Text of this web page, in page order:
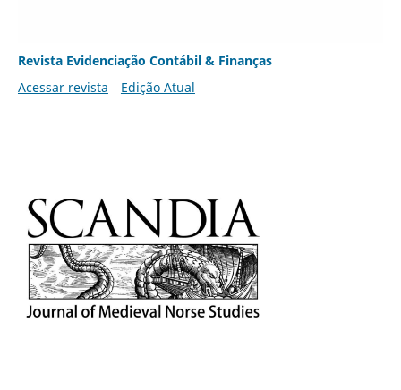
Revista Evidenciação Contábil & Finanças
Acessar revista
Edição Atual